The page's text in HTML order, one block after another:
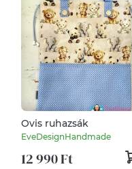
Ovis ruhazsák
EveDesignHandmade
12 990 Ft